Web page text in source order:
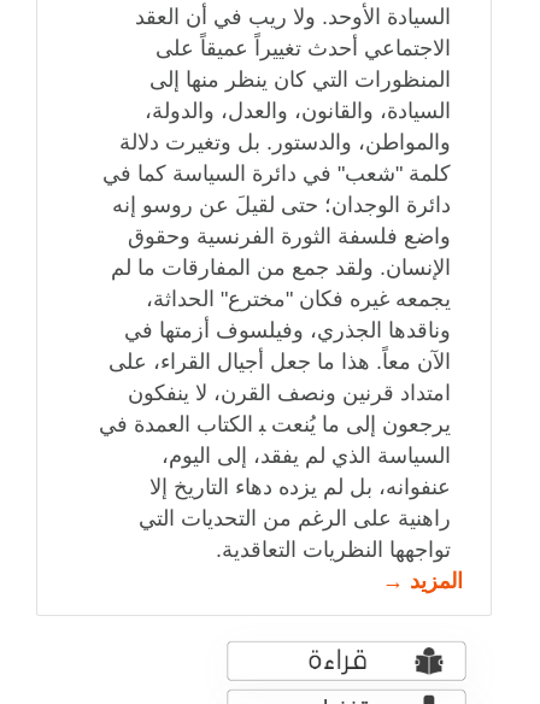
السيادة الأوحد. ولا ريب في أن العقد
الاجتماعي أحدث تغييراً عميقاً على
المنظورات التي كان ينظر منها إلى
السيادة، والقانون، والعدل، والدولة،
والمواطن، والدستور. بل وتغيرت دلالة
كلمة "شعب" في دائرة السياسة كما في
دائرة الوجدان؛ حتى لقيلَ عن روسو إنه
واضع فلسفة الثورة الفرنسية وحقوق
الإنسان. ولقد جمع من المفارقات ما لم
يجمعه غيره فكان "مخترع" الحداثة،
وناقدها الجذري، وفيلسوف أزمتها في
الآن معاً. هذا ما جعل أجيال القراء، على
امتداد قرنين ونصف القرن، لا ينفكون
يرجعون إلى ما يُنعت ﺒ الكتاب العمدة في
السياسة الذي لم يفقد، إلى اليوم،
عنفوانه، بل لم يزده دهاء التاريخ إلا
راهنية على الرغم من التحديات التي
تواجهها النظريات التعاقدية.
المزيد →